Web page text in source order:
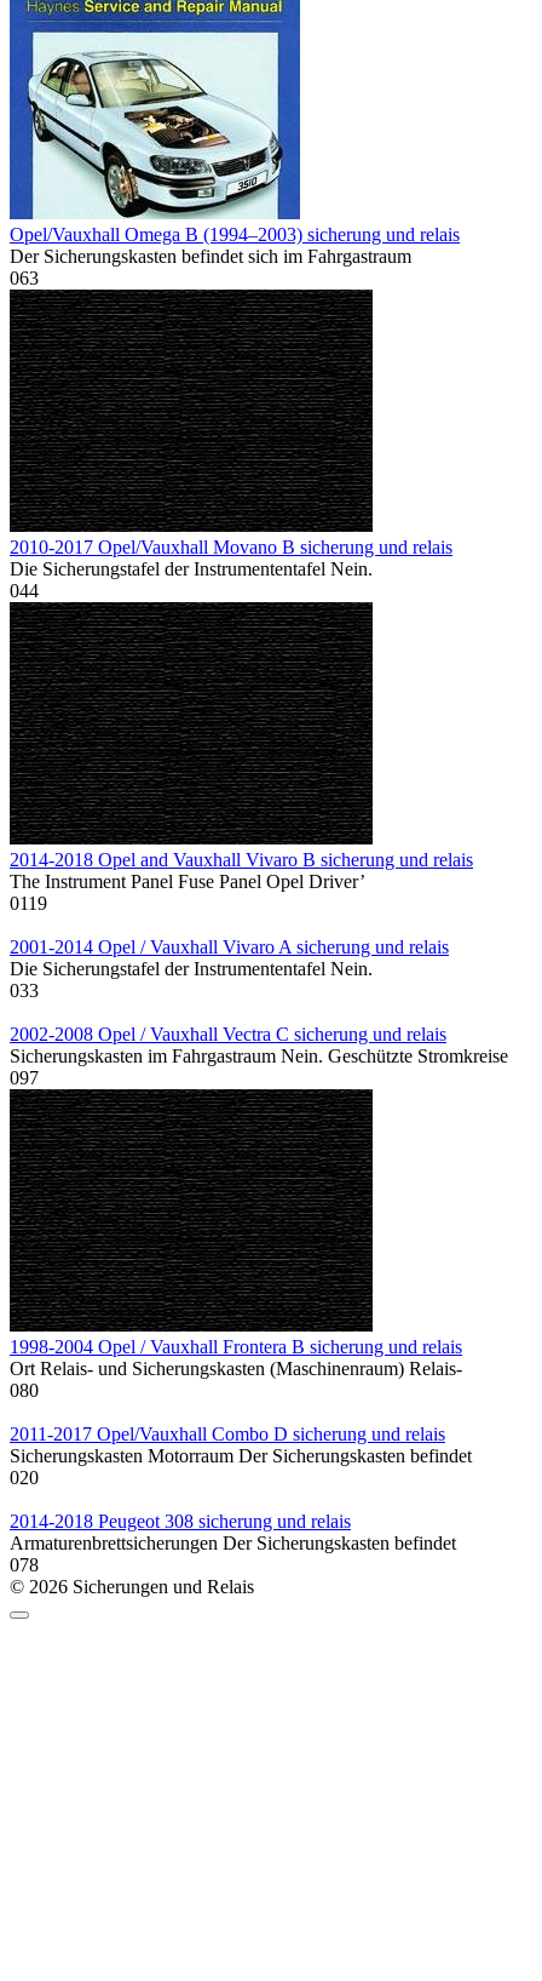
Opel/Vauxhall Omega B (1994–2003) sicherung und relais
Der Sicherungskasten befindet sich im Fahrgastraum
063
2010-2017 Opel/Vauxhall Movano B sicherung und relais
Die Sicherungstafel der Instrumententafel Nein.
044
2014-2018 Opel and Vauxhall Vivaro B sicherung und relais
The Instrument Panel Fuse Panel Opel Driver’
0119
2001-2014 Opel / Vauxhall Vivaro A sicherung und relais
Die Sicherungstafel der Instrumententafel Nein.
033
2002-2008 Opel / Vauxhall Vectra C sicherung und relais
Sicherungskasten im Fahrgastraum Nein. Geschützte Stromkreise
097
1998-2004 Opel / Vauxhall Frontera B sicherung und relais
Ort Relais- und Sicherungskasten (Maschinenraum) Relais-
080
2011-2017 Opel/Vauxhall Combo D sicherung und relais
Sicherungskasten Motorraum Der Sicherungskasten befindet
020
2014-2018 Peugeot 308 sicherung und relais
Armaturenbrettsicherungen Der Sicherungskasten befindet
078
© 2026 Sicherungen und Relais